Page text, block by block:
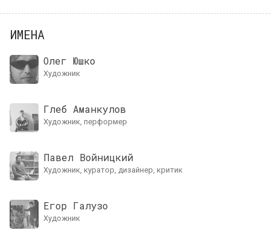
ИМЕНА
Олег Юшко
художник
Глеб Аманкулов
художник, перформер
Павел Войницкий
художник, куратор, дизайнер, критик
Егор Галузо
художник